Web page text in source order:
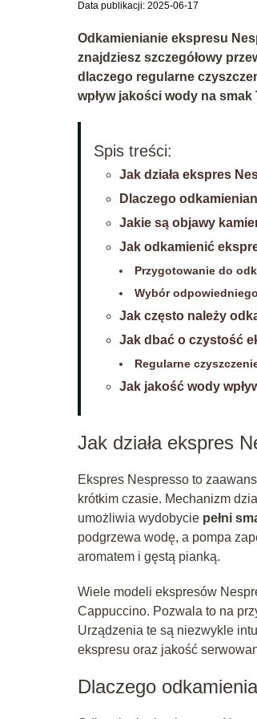
Data publikacji: 2025-06-17
Odkamienianie ekspresu
znajdziesz szczegółowy
dlaczego regularne
wpływ jakości wody na smak
Spis treści:
Jak działa ekspres
Dlaczego
Jakie są objawy
Jak odkamienić
Przygotowanie do
Wybór
Jak często należy
Jak dbać o czystość
Regularne
Jak jakość wody
Jak działa ekspres
Ekspres Nespresso to
krótkim czasie. Mechanizm
umożliwia wydobycie pełni
podgrzewa wodę, a pompa
aromatem i gęstą pianką.
Wiele modeli ekspresów
Cappuccino. Pozwala to na
Urządzenia te są niezwykle
ekspresu oraz jakość
Dlaczego